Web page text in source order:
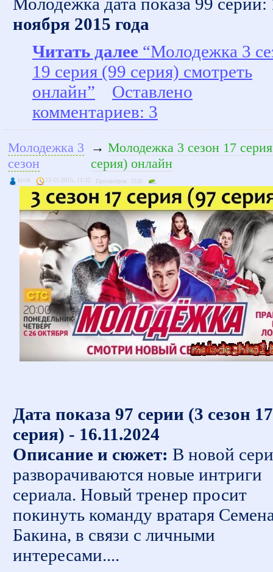
Молодежка дата показа 99 серии:
ноября 2015 года
Читать далее “Молодежка 3
19 серия (99 серия) смотреть
онлайн”
Оставлено
комментариев: 3
Молодежка 3
сезон
→ Молодежка 3 сезон 17
серия) онлайн
kivik 13-11-2015, 11:32 Просмотров: 2530
Дата показа 97 серии (3 сезон 17
серия) - 16.11.2024
Описание и сюжет: В новой
разворачиваются новые интриги
сериала. Новый тренер просит
покинуть команду вратаря
Бакина, в связи с личными
интересами....